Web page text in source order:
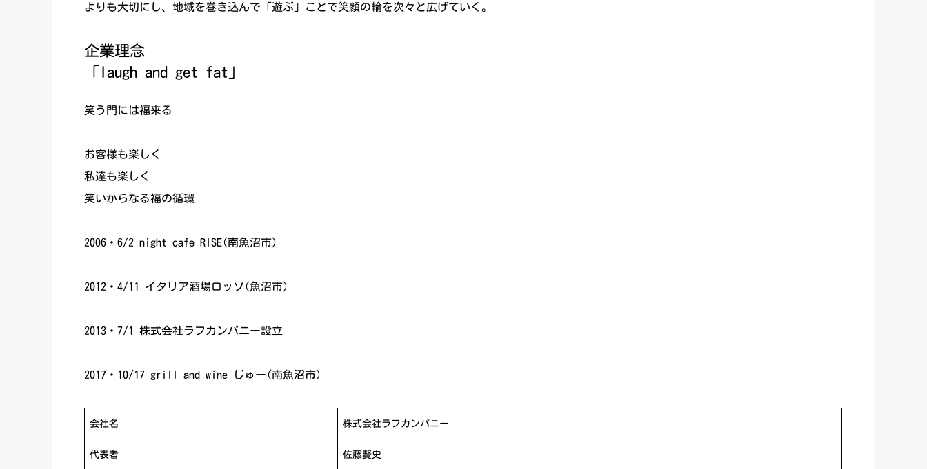
よりも大切にし、地域を巻き込んで「遊ぶ」ことで笑顔の輪を次々と広げていく。
企業理念
「laugh and get fat」
笑う門には福来る
お客様も楽しく
私達も楽しく
笑いからなる福の循環
2006・6/2 night cafe RISE(南魚沼市)
2012・4/11 イタリア酒場ロッソ(魚沼市)
2013・7/1 株式会社ラフカンパニー設立
2017・10/17 grill and wine じゅー(南魚沼市)
会社名 株式会社ラフカンパニー
代表者 佐藤賢史